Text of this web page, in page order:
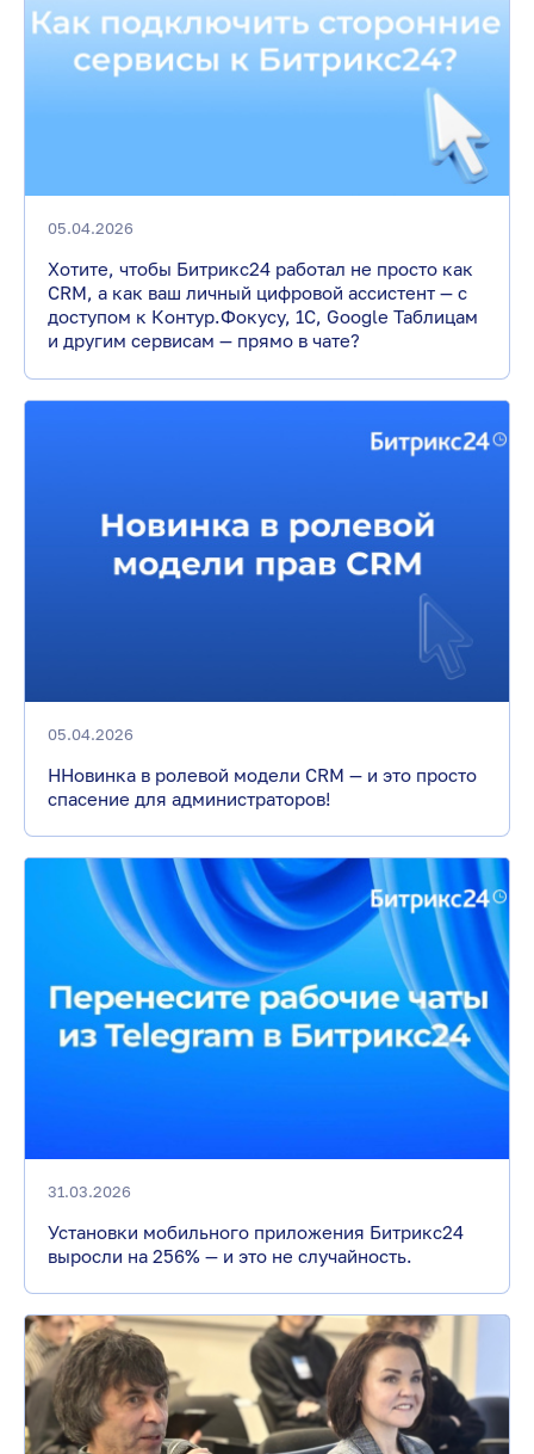
05.04.2026
Хотите, чтобы Битрикс24 работал не просто как
CRM, а как ваш личный цифровой ассистент — с
доступом к Контур.Фокусу, 1С, Google Таблицам
и другим сервисам — прямо в чате?
05.04.2026
ННовинка в ролевой модели CRM — и это просто
спасение для администраторов!
31.03.2026
Установки мобильного приложения Битрикс24
выросли на 256% — и это не случайность.